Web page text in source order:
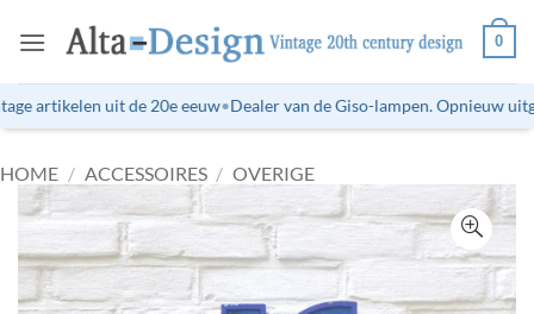
naar
0
artikelen uit de 20e eeuw•Dealer van de Giso-lampen. Opnieuw
HOME / ACCESSOIRES / OVERIGE